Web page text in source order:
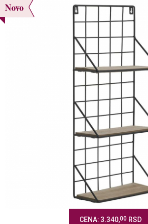
Novo
CENA: 3.340,00 RSD